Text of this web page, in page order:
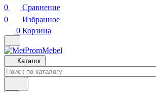
0
Сравнение
0
Избранное
0 Корзина
Каталог